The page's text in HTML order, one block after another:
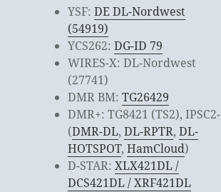
YSF:DE DL-Nordwest
(54919)
YCS262:DG-ID 79
WIRES-X: DL-Nordwest
(27741)
DMR BM:TG26429
DMR+: TG8421 (TS2), IPSC2-
(DMR-DL,DL-RPTR,DL-
HOTSPOT,HamCloud)
D-STAR:XLX421DL /
DCS421DL / XRF421DL